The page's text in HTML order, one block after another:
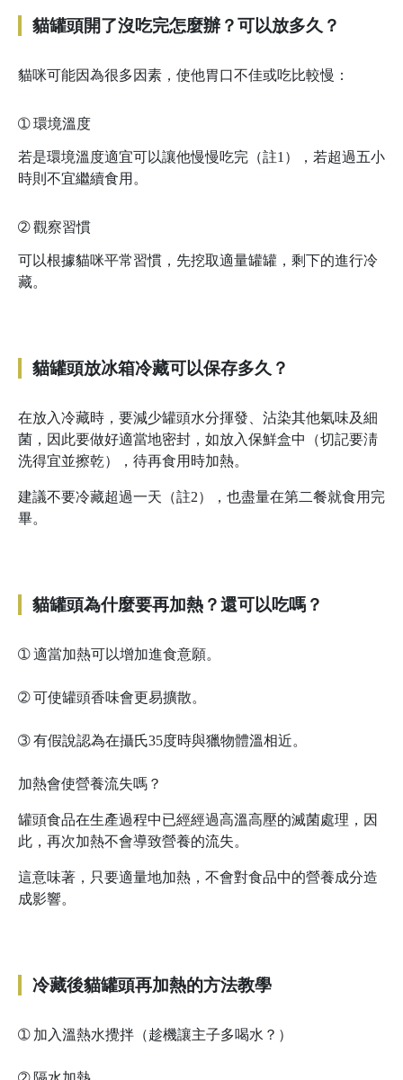
貓罐頭開了沒吃完怎麼辦？可以放多久？
貓咪可能因為很多因素，使他胃口不佳或吃比較慢：
➀環境溫度
若是環境溫度適宜可以讓他慢慢吃完（註1），若超過五小
時則不宜繼續食用。
➁觀察習慣
可以根據貓咪平常習慣，先挖取適量罐罐，剩下的進行冷
藏。
貓罐頭放冰箱冷藏可以保存多久？
在放入冷藏時，要減少罐頭水分揮發、沾染其他氣味及細
菌，因此要做好適當地密封，如放入保鮮盒中（切記要淸
洗得宜並擦乾），待再食用時加熱。
建議不要冷藏超過一天（註2），也盡量在第二餐就食用完
畢。
貓罐頭為什麼要再加熱？還可以吃嗎？
➀適當加熱可以增加進食意願。
➁可使罐頭香味會更易擴散。
➂有假說認為在攝氏35度時與獵物體溫相近。
加熱會使營養流失嗎？
罐頭食品在生產過程中已經經過高溫高壓的滅菌處理，因
此，再次加熱不會導致營養的流失。
這意味著，只要適量地加熱，不會對食品中的營養成分造
成影響。
冷藏後貓罐頭再加熱的方法教學
➀ 加入溫熱水攪拌（趁機讓主子多喝水？）